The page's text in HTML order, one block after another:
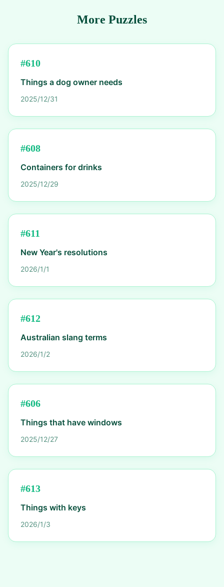
More Puzzles
#610
Things a dog owner needs
2025/12/31
#608
Containers for drinks
2025/12/29
#611
New Year's resolutions
2026/1/1
#612
Australian slang terms
2026/1/2
#606
Things that have windows
2025/12/27
#613
Things with keys
2026/1/3